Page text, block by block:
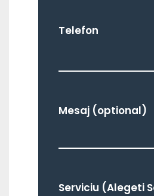
Telefon
Mesaj (optional)
Serviciu (Alegeti